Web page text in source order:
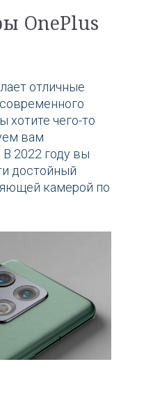
OnePlus
отличные
хотите чего-то
вам
2022 году вы
достойный
камерой по